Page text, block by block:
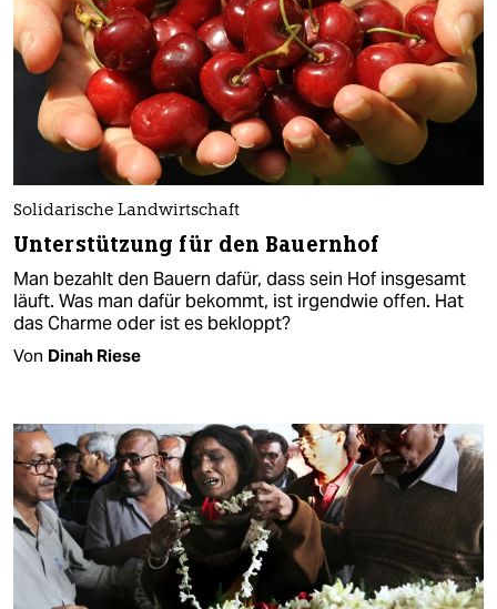
Solidarische Landwirtschaft
Unterstützung für den Bauernhof
Man bezahlt den Bauern dafür, dass sein Hof insgesamt
läuft. Was man dafür bekommt, ist irgendwie offen. Hat
das Charme oder ist es bekloppt?
Von Dinah Riese